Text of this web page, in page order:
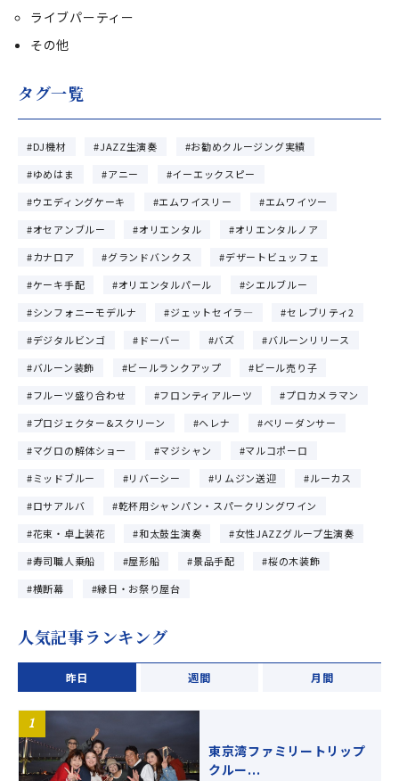
ライブパーティー
その他
タグ一覧
DJ機材 JAZZ生演奏
お勧めクルージング実績
ゆめはま
アニー
イーエックスピー
ウエディングケーキ
エムワイスリー
エムワイツー
オセアンブルー
オリエンタル
オリエンタルノア
カナロア
グランドバンクス
デザートビュッフェ
ケーキ手配
オリエンタルパール
シエルブルー
シンフォニーモデルナ
ジェットセイラ―
セレブリティ2
デジタルビンゴ
ドーバー バズ
バルーンリリース
バルーン装飾
ビールランクアップ
ビール売り子
フルーツ盛り合わせ
フロンティアルーツ
プロカメラマン
プロジェクター&スクリーン
ヘレナ
ベリーダンサー
マグロの解体ショー
マジシャン
マルコポーロ
ミッドブルー
リバーシー リムジン送迎
ルーカス
ロサアルバ
乾杯用シャンパン・スパークリングワイン
花束・卓上装花
和太鼓生演奏
女性JAZZグループ生演奏
寿司職人乗船
屋形船 景品手配
桜の木装飾
横断幕
縁日・お祭り屋台
人気記事ランキング
昨日 週間 月間
東京湾ファミリートリップ
クルー...